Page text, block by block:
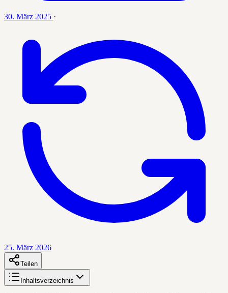
30. März 2025 ·
25. März 2026
Teilen
Inhaltsverzeichnis